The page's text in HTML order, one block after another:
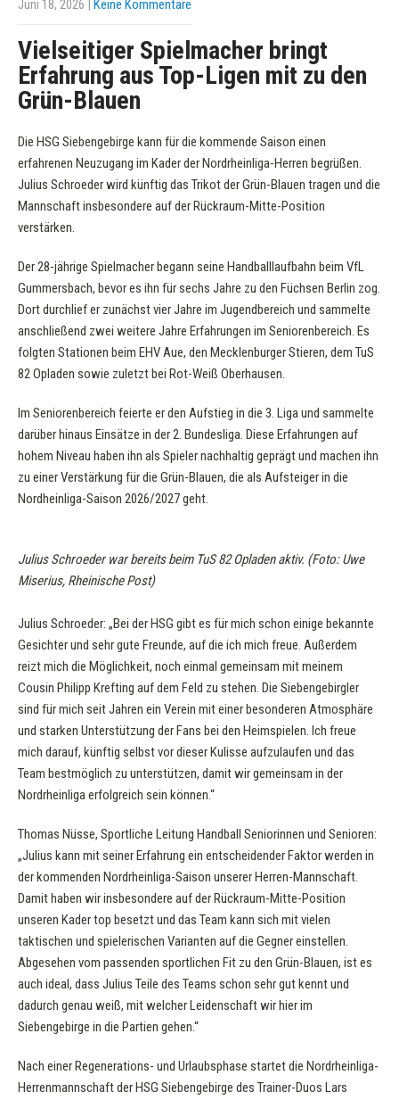
Juni 18, 2026 Keine Kommentare
Vielseitiger Spielmacher bringt
Erfahrung aus Top-Ligen mit zu den
Grün-Blauen
Die HSG Siebengebirge kann für die kommende Saison einen
erfahrenen Neuzugang im Kader der Nordrheinliga-Herren begrüßen.
Julius Schroeder wird künftig das Trikot der Grün-Blauen tragen und die
Mannschaft insbesondere auf der Rückraum-Mitte-Position
verstärken.
Der 28-jährige Spielmacher begann seine Handballlaufbahn beim VfL
Gummersbach, bevor es ihn für sechs Jahre zu den Füchsen Berlin zog.
Dort durchlief er zunächst vier Jahre im Jugendbereich und sammelte
anschließend zwei weitere Jahre Erfahrungen im Seniorenbereich. Es
folgten Stationen beim EHV Aue, den Mecklenburger Stieren, dem TuS
82 Opladen sowie zuletzt bei Rot-Weiß Oberhausen.
Im Seniorenbereich feierte er den Aufstieg in die 3. Liga und sammelte
darüber hinaus Einsätze in der 2. Bundesliga. Diese Erfahrungen auf
hohem Niveau haben ihn als Spieler nachhaltig geprägt und machen ihn
zu einer Verstärkung für die Grün-Blauen, die als Aufsteiger in die
Nordheinliga-Saison 2026/2027 geht.
Julius Schroeder war bereits beim TuS 82 Opladen aktiv. (Foto: Uwe
Miserius, Rheinische Post)
Julius Schroeder: „Bei der HSG gibt es für mich schon einige bekannte
Gesichter und sehr gute Freunde, auf die ich mich freue. Außerdem
reizt mich die Möglichkeit, noch einmal gemeinsam mit meinem
Cousin Philipp Krefting auf dem Feld zu stehen. Die Siebengebirgler
sind für mich seit Jahren ein Verein mit einer besonderen Atmosphäre
und starken Unterstützung der Fans bei den Heimspielen. Ich freue
mich darauf, künftig selbst vor dieser Kulisse aufzulaufen und das
Team bestmöglich zu unterstützen, damit wir gemeinsam in der
Nordrheinliga erfolgreich sein können.“
Thomas Nüsse, Sportliche Leitung Handball Seniorinnen und Senioren:
„Julius kann mit seiner Erfahrung ein entscheidender Faktor werden in
der kommenden Nordrheinliga-Saison unserer Herren-Mannschaft.
Damit haben wir insbesondere auf der Rückraum-Mitte-Position
unseren Kader top besetzt und das Team kann sich mit vielen
taktischen und spielerischen Varianten auf die Gegner einstellen.
Abgesehen vom passenden sportlichen Fit zu den Grün-Blauen, ist es
auch ideal, dass Julius Teile des Teams schon sehr gut kennt und
dadurch genau weiß, mit welcher Leidenschaft wir hier im
Siebengebirge in die Partien gehen.“
Nach einer Regenerations- und Urlaubsphase startet die Nordrheinliga-
Herrenmannschaft der HSG Siebengebirge des Trainer-Duos Lars